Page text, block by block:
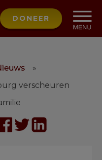
DONEER
»
verscheuren